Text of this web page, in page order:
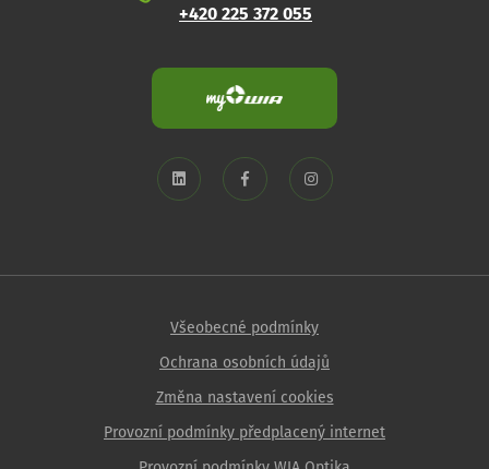
+420 225 372 055
Všeobecné podmínky
Ochrana osobních údajů
Změna nastavení cookies
Provozní podmínky předplacený internet